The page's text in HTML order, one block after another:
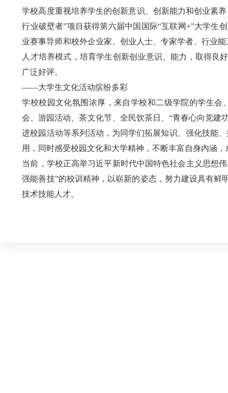
学校高度重视培养学生的创新意识、创新能力和创业素
行业破壁者”项目获得第六届中国国际“互联网+”大学生
业赛事导师和校外企业家、创业人士、专家学者、行业
人才培养模式，培育学生创新创业意识、能力，取得良
广泛好评。
——大学生文化活动缤纷多彩
学校校园文化氛围浓厚，来自学校和二级学院的学生
会、游园活动、茶文化节、全民饮茶日、“青春心向党建
进校园活动等系列活动，为同学们拓展知识、强化技能
用，同时感受校园文化和大学精神，不断丰富自身内涵，
当前，学校正高举习近平新时代中国特色社会主义思想
强能善技”的校训精神，以崭新的姿态，努力建设具有
技术技能人才。